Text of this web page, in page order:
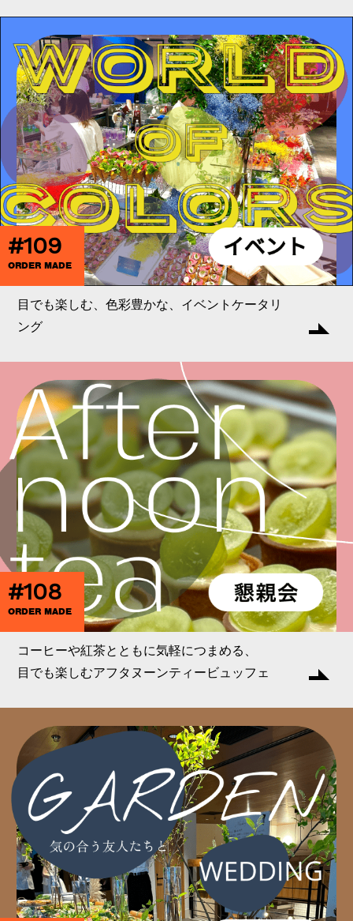
#109
ORDER MADE
目でも楽しむ、色彩豊かな、イベントケータリ
ング
#108
ORDER MADE
コーヒーや紅茶とともに気軽につまめる、
目でも楽しむアフタヌーンティービュッフェ